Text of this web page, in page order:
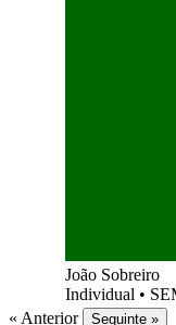
João Sobreiro
Individual •
« Anterior
Seguinte »